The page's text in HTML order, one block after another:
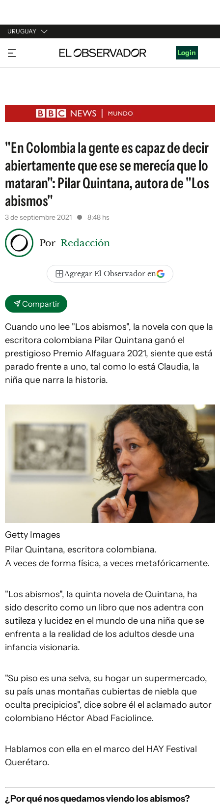
URUGUAY
URUGUAY
ARGENTINA
ESTADOS UNIDOS
Login
"En Colombia la gente es capaz de decir
abiertamente que ese se merecía que lo
mataran": Pilar Quintana, autora de "Los
abismos"
3 de septiembre 2021 8:48 hs
Por Redacción
Agregar El Observador en
Compartir
Cuando uno lee "Los abismos", la novela con que la
escritora colombiana Pilar Quintana ganó el
prestigioso Premio Alfaguara 2021, siente que está
parado frente a uno, tal como lo está Claudia, la
niña que narra la historia.
Getty Images
Pilar Quintana, escritora colombiana.
A veces de forma física, a veces metafóricamente.
"Los abismos", la quinta novela de Quintana, ha
sido descrito como un libro que nos adentra con
sutileza y lucidez en el mundo de una niña que se
enfrenta a la realidad de los adultos desde una
infancia visionaria.
"Su piso es una selva, su hogar un supermercado,
su país unas montañas cubiertas de niebla que
oculta precipicios", dice sobre él el aclamado autor
colombiano Héctor Abad Faciolince.
Hablamos con ella en el marco del HAY Festival
Querétaro.
¿Por qué nos quedamos viendo los abismos?